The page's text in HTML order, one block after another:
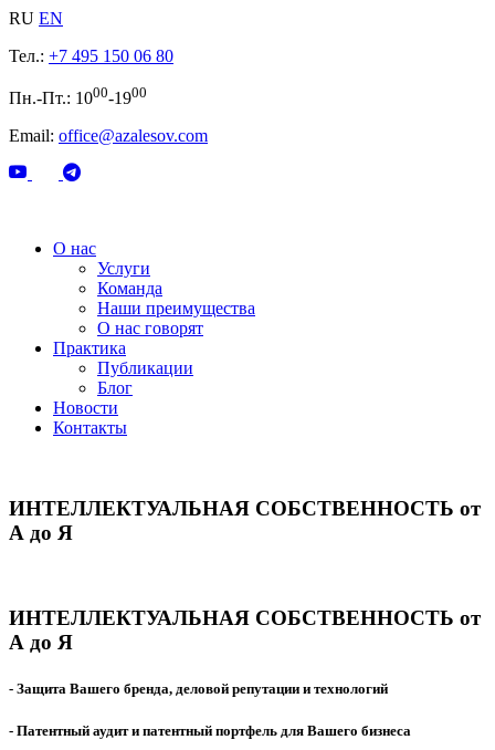
RU EN
Тел.: +7 495 150 06 80
Пн.-Пт.: 1000-1900
Email: office@azalesov.com
О нас
Услуги
Команда
Наши преимущества
О нас говорят
Практика
Публикации
Блог
Новости
Контакты
ИНТЕЛЛЕКТУАЛЬНАЯ СОБСТВЕННОСТЬ от
А до Я
ИНТЕЛЛЕКТУАЛЬНАЯ СОБСТВЕННОСТЬ от
А до Я
- Защита Вашего бренда, деловой репутации и технологий
- Патентный аудит и патентный портфель для Вашего бизнеса